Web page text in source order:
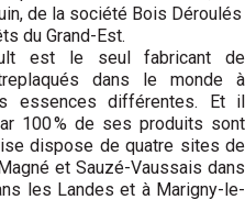
de la société Bois Déroulés
du Grand-Est.
est le seul fabricant de
dans le monde à
essences différentes. Et il
100 % de ses produits sont
dispose de quatre sites de
et Sauzé-Vaussais dans
les Landes et à Marigny-le-